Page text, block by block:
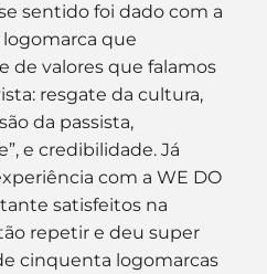
sentido foi dado com a
que
de valores que falamos
resgate da cultura,
da passista,
e credibilidade. Já
com a WE DO
satisfeitos na
repetir e deu super
cinquenta logomarcas